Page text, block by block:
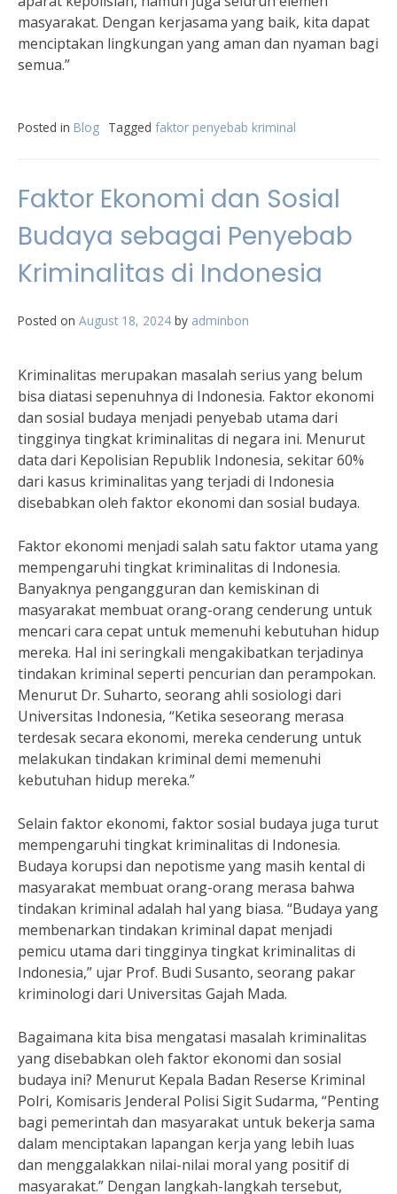
masyarakat. Dengan kerjasama yang baik, kita dapat
menciptakan lingkungan yang aman dan nyaman bagi
semua.”
Posted in Blog Tagged faktor penyebab kriminal
Faktor Ekonomi dan Sosial
Budaya sebagai Penyebab
Kriminalitas di Indonesia
Posted on August 18, 2024 by adminbon
Kriminalitas merupakan masalah serius yang belum
bisa diatasi sepenuhnya di Indonesia. Faktor ekonomi
dan sosial budaya menjadi penyebab utama dari
tingginya tingkat kriminalitas di negara ini. Menurut
data dari Kepolisian Republik Indonesia, sekitar 60%
dari kasus kriminalitas yang terjadi di Indonesia
disebabkan oleh faktor ekonomi dan sosial budaya.
Faktor ekonomi menjadi salah satu faktor utama yang
mempengaruhi tingkat kriminalitas di Indonesia.
Banyaknya pengangguran dan kemiskinan di
masyarakat membuat orang-orang cenderung untuk
mencari cara cepat untuk memenuhi kebutuhan hidup
mereka. Hal ini seringkali mengakibatkan terjadinya
tindakan kriminal seperti pencurian dan perampokan.
Menurut Dr. Suharto, seorang ahli sosiologi dari
Universitas Indonesia, “Ketika seseorang merasa
terdesak secara ekonomi, mereka cenderung untuk
melakukan tindakan kriminal demi memenuhi
kebutuhan hidup mereka.”
Selain faktor ekonomi, faktor sosial budaya juga turut
mempengaruhi tingkat kriminalitas di Indonesia.
Budaya korupsi dan nepotisme yang masih kental di
masyarakat membuat orang-orang merasa bahwa
tindakan kriminal adalah hal yang biasa. “Budaya yang
membenarkan tindakan kriminal dapat menjadi
pemicu utama dari tingginya tingkat kriminalitas di
Indonesia,” ujar Prof. Budi Susanto, seorang pakar
kriminologi dari Universitas Gajah Mada.
Bagaimana kita bisa mengatasi masalah kriminalitas
yang disebabkan oleh faktor ekonomi dan sosial
budaya ini? Menurut Kepala Badan Reserse Kriminal
Polri, Komisaris Jenderal Polisi Sigit Sudarma, “Penting
bagi pemerintah dan masyarakat untuk bekerja sama
dalam menciptakan lapangan kerja yang lebih luas
dan menggalakkan nilai-nilai moral yang positif di
masyarakat.” Dengan langkah-langkah tersebut,